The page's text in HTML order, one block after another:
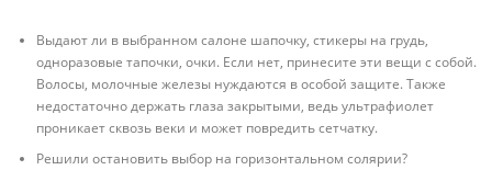
Выдают ли в выбранном салоне шапочку, стикеры на грудь,
одноразовые тапочки, очки. Если нет, принесите эти вещи с собой.
Волосы, молочные железы нуждаются в особой защите. Также
недостаточно держать глаза закрытыми, ведь ультрафиолет
проникает сквозь веки и может повредить сетчатку.
Решили остановить выбор на горизонтальном солярии?